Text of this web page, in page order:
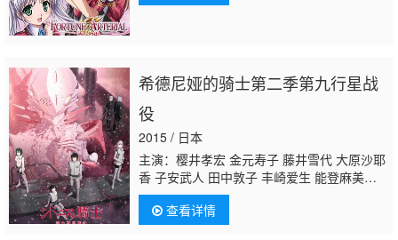
希德尼娅的骑士第二季第九行星战
役
2015 / 日本
主演：樱井孝宏 金元寿子 藤井雪代 大原沙耶
香 子安武人 田中敦子 丰崎爱生 能登麻美
子 佐仓绫音 本田贵子 鸟海浩辅 井口裕香 喜
多村英梨 加隈亚衣 河西健吾 新井里美 洲崎
绫 逢坂良太 松本忍 阪脩
查看详情